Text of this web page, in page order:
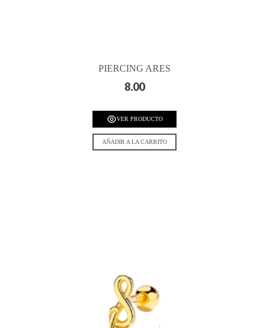
PIERCING ARES
8.00
VER PRODUCTO
AÑADIR A LA CARRITO